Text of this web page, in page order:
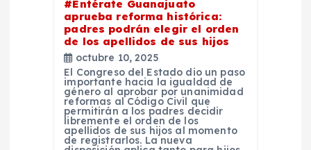
#Entérate Guanajuato
aprueba reforma histórica:
padres podrán elegir el orden
de los apellidos de sus hijos
octubre 10, 2025
El Congreso del Estado dio un paso
importante hacia la igualdad de
género al aprobar por unanimidad
reformas al Código Civil que
permitirán a los padres decidir
libremente el orden de los
apellidos de sus hijos al momento
de registrarlos. La nueva